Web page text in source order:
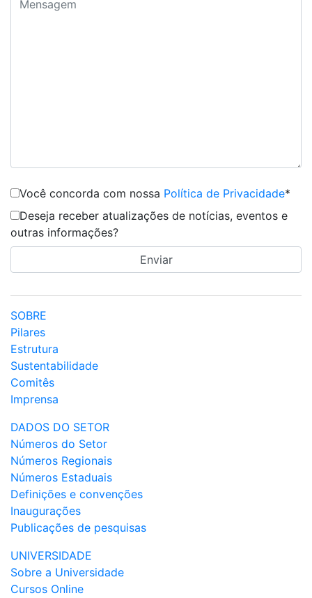
Você concorda com nossa Política de Privacidade*
Deseja receber atualizações de notícias, eventos e
outras informações?
SOBRE
Pilares
Estrutura
Sustentabilidade
Comitês
Imprensa
DADOS DO SETOR
Números do Setor
Números Regionais
Números Estaduais
Definições e convenções
Inaugurações
Publicações de pesquisas
UNIVERSIDADE
Sobre a Universidade
Cursos Online